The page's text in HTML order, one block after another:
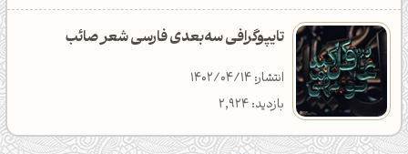
تایپوگرافی سه‌بعدی فارسی شعر صائب
انتشار: 1402/04/14
بازدید: 2,924